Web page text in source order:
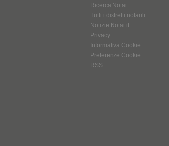
Ricerca Notai
Tutti i distretti notarili
Notizie Notai.it
Privacy
Informativa Cookie
Preferenze Cookie
RSS